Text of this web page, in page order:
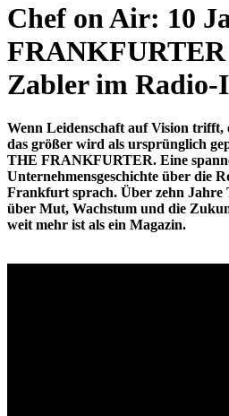
Chef on Air: 10
Zabler im Radio-
Wenn Leidenschaft auf Vision trifft,
das größer wird als ursprünglich
THE FRANKFURTER. Eine
Unternehmensgeschichte über die
Frankfurt sprach. Über zehn
über Mut, Wachstum und die
weit mehr ist als ein Magazin.